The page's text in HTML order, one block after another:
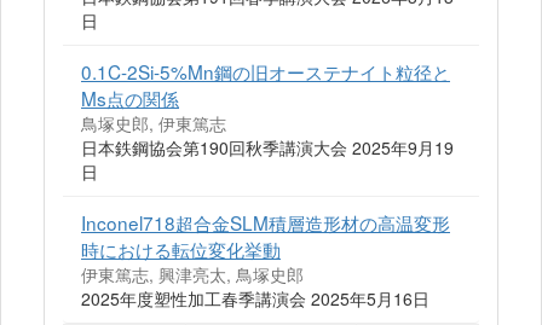
日
0.1C-2Si-5%Mn鋼の旧オーステナイト粒径と
Ms点の関係
鳥塚史郎, 伊東篤志
日本鉄鋼協会第190回秋季講演大会 2025年9月19
日
Inconel718超合金SLM積層造形材の高温変形
時における転位変化挙動
伊東篤志, 興津亮太, 鳥塚史郎
2025年度塑性加工春季講演会 2025年5月16日